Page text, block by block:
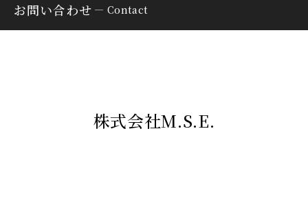
お問い合わせ Contact
株式会社M.S.E.